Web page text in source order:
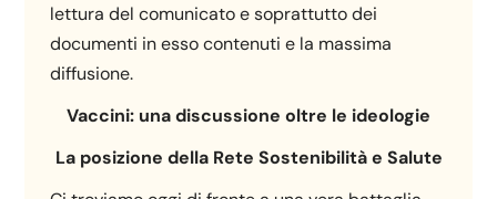
lettura del comunicato e soprattutto dei
documenti in esso contenuti e la massima
diffusione.
Vaccini: una discussione oltre le ideologie
La posizione della Rete Sostenibilità e Salute